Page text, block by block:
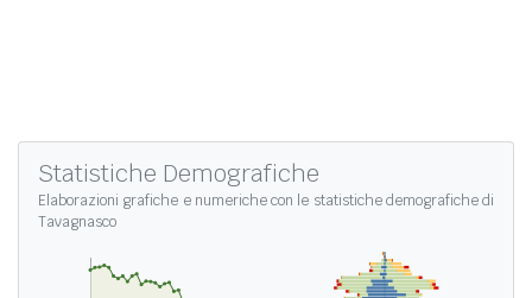
Statistiche Demografiche
Elaborazioni grafiche e numeriche con le statistiche demografiche di
Tavagnasco